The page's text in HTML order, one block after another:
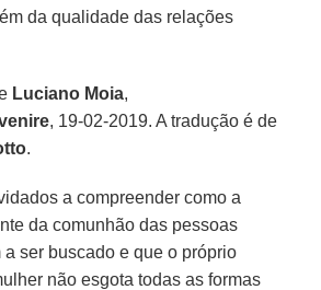
da qualidade das relações
Luciano Moia,
, 19-02-2019. A tradução é de
.
a compreender como a
da comunhão das pessoas
a ser buscado e que o próprio
não esgota todas as formas